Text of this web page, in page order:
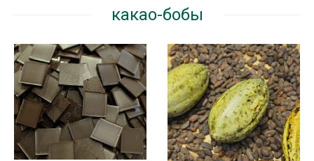
какао-бобы